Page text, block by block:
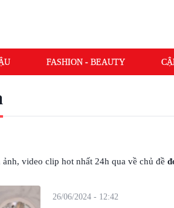
FASHION - BEAUTY
video clip hot nhất 24h qua về chủ đề
26/06/2024 - 12:42